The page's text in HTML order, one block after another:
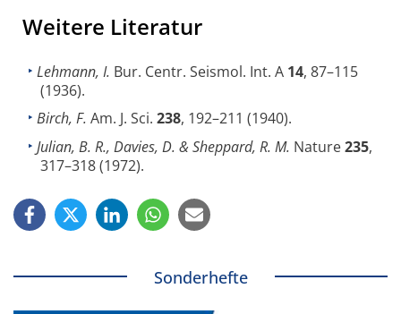
Weitere Literatur
Lehmann, I. Bur. Centr. Seismol. Int. A 14, 87–115
(1936).
Birch, F. Am. J. Sci. 238, 192–211 (1940).
Julian, B. R., Davies, D. & Sheppard, R. M. Nature235,
317–318 (1972).
Sonderhefte